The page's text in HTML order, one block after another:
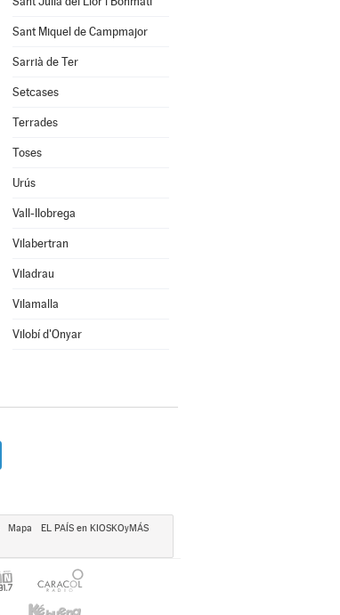
Sant Miquel de Campmajor
Sarrià de Ter
Setcases
Terrades
Toses
Urús
Vall-llobrega
Vilabertran
Viladrau
Vilamalla
Vilobí d'Onyar
Mapa
EL PAÍS en KIOSKOyMÁS